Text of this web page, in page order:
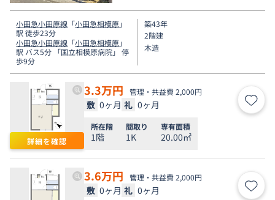
小田急小田原線 「小田急相模原」
駅 徒歩23分
小田急小田原線 「小田急相模原」
駅 バス5分 「国立相模原病院」 停
歩9分
築43年
2階建
木造
詳細を確認
3.3万円 管理・共益費 2,000円
敷 0ヶ月 礼 0ヶ月 お気
所在階
1階
間取り
1K
専有面積
20.00㎡
3.6万円 管理・共益費 2,000円
敷 0ヶ月 礼 0ヶ月 お気